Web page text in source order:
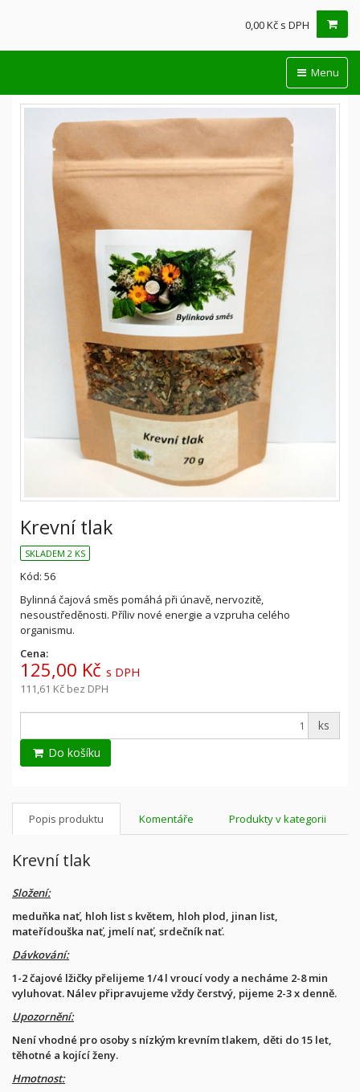
0,00 Kč s DPH
Menu
Krevní tlak
SKLADEM 2 KS
Kód: 56
Bylinná čajová směs pomáhá při únavě, nervozitě,
nesoustředěnosti. Příliv nové energie a vzpruha celého
organismu.
Cena:
125,00 Kč s DPH
111,61 Kč bez DPH
ks
Do košíku
Popis produktu Komentáře Produkty v kategorii
Krevní tlak
Složení:
meduňka nať, hloh list s květem, hloh plod, jinan list,
mateřídouška nať, jmelí nať, srdečník nať.
Dávkování:
1-2 čajové lžičky přelijeme 1/4 l vroucí vody a necháme 2-8 min
vyluhovat. Nálev připravujeme vždy čerstvý, pijeme 2-3 x denně.
Upozornění:
Není vhodné pro osoby s nízkým krevním tlakem, děti do 15 let,
těhotné a kojící ženy.
Hmotnost: